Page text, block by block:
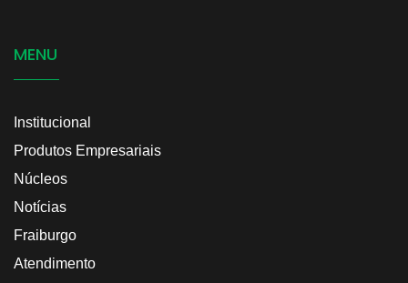
MENU
Institucional
Produtos Empresariais
Núcleos
Notícias
Fraiburgo
Atendimento